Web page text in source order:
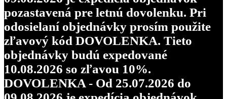
pozastavená pre letnú dovolenku. Pri
odosielaní objednávky prosím použite
zľavový kód DOVOLENKA. Tieto
objednávky budú expedované
10.08.2026 so zľavou 10%.
DOVOLENKA - Od 25.07.2026 do